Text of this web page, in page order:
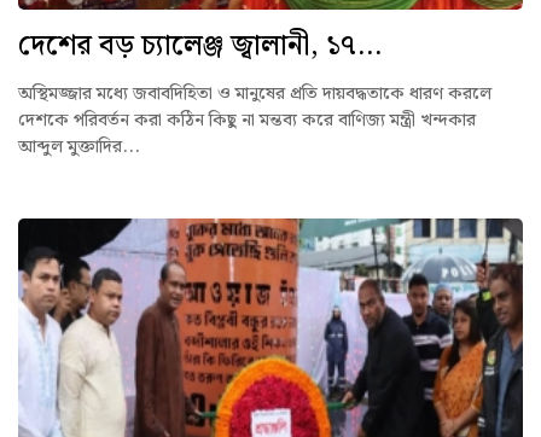
দেশের বড় চ্যালেঞ্জ জ্বালানী, ১৭...
অস্থিমজ্জার মধ্যে জবাবদিহিতা ও মানুষের প্রতি দায়বদ্ধতাকে ধারণ করলে
দেশকে পরিবর্তন করা কঠিন কিছু না মন্তব্য করে বাণিজ্য মন্ত্রী খন্দকার
আব্দুল মুক্তাদির...